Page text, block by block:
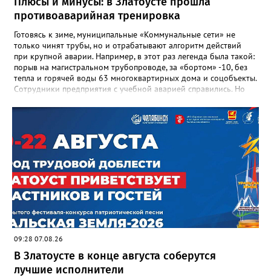
школы, который продолжает жить её принципами», - говорится
в некрологе.
противоаварийная тренировка
Готовясь к зиме, муниципальные «Коммунальные сети» не
только чинят трубы, но и отрабатывают алгоритм действий
при крупной аварии. Например, в этот раз легенда была такой:
порыв на магистральном трубопроводе, за «бортом» -10, без
тепла и горячей воды 63 многоквартирных дома и соцобъекты.
Сотрудники предприятия с учебной аварией справились. Но
отметили и недочёты. «Например, управляющие компании
несвоевременно приняли меры для предотвращения
“перемерзания” общей домовой тепловой сети
многоквартирного дома, отсутствовало взаимодействие с
ресурсоснабжающей организацией, ЕДДС и иными службами»,
— сообщила начальник Главного управления ГЖИ Ирина
Настенко. В следующий раз, рекомендовали в
Госжилинспекции, службы должны действовать слаженно. И
оперативно делиться информацией со всеми
заинтересованными – от поставщика тепла до конечных
потребителей.
09:28 07.08.26
В Златоусте в конце августа соберутся
лучшие исполнители